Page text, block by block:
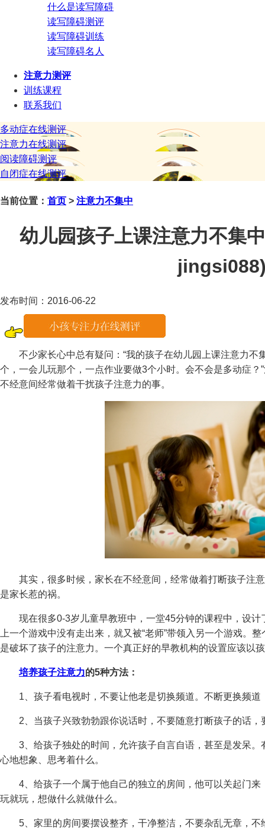
什么是读写障碍
读写障碍测评
读写障碍训练
读写障碍名人
注意力测评
训练课程
联系我们
多动症在线测评
注意力在线测评
阅读障碍测评
自闭症在线测评
当前位置： 首页 > 注意力不集中
幼儿园孩子上课注意力不集
发布时间：2016-06-22
不少家长心中总有疑问：“我的孩子在幼儿园上课注意力不
个，一会儿玩那个，一点作业要做3个小时。会不会是多动症
不经意间经常做着干扰孩子注意力的事。
其实，很多时候，家长在不经意间，经常做着打断孩子注
是家长惹的祸。
现在很多0-3岁儿童早教班中，一堂45分钟的课程中，设计
上一个游戏中没有走出来，就又被“老师”带领入另一个游戏。
是破坏了孩子的注意力。一个真正好的早教机构的设置应该以
培养孩子注意力的5种方法：
1、孩子看电视时，不要让他老是切换频道。不断更换频道
2、当孩子兴致勃勃跟你说话时，不要随意打断孩子的话，
3、给孩子独处的时间，允许孩子自言自语，甚至是发呆。
心地想象、思考着什么。
4、给孩子一个属于他自己的独立的房间，他可以关起门来
玩就玩，想做什么就做什么。
5、家里的房间要摆设整齐，干净整洁，不要杂乱无章，不